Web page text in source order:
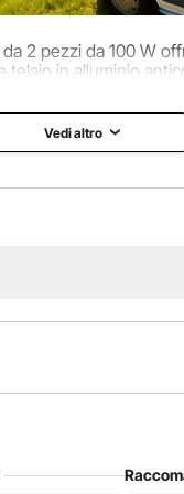
2 pezzi da 100 W
in alluminio
nostro pannello
Vedi altro